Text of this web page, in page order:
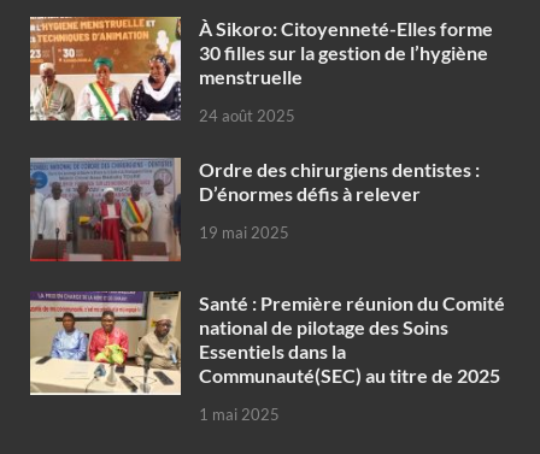
À Sikoro: Citoyenneté-Elles forme
30 filles sur la gestion de l’hygiène
menstruelle
24 août 2025
Ordre des chirurgiens dentistes :
D’énormes défis à relever
19 mai 2025
Santé : Première réunion du Comité
national de pilotage des Soins
Essentiels dans la
Communauté(SEC) au titre de 2025
1 mai 2025